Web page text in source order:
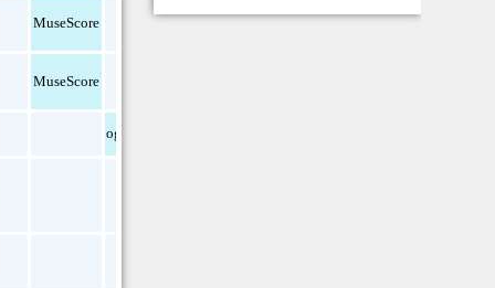
MuseScore
MuseScore
ogg